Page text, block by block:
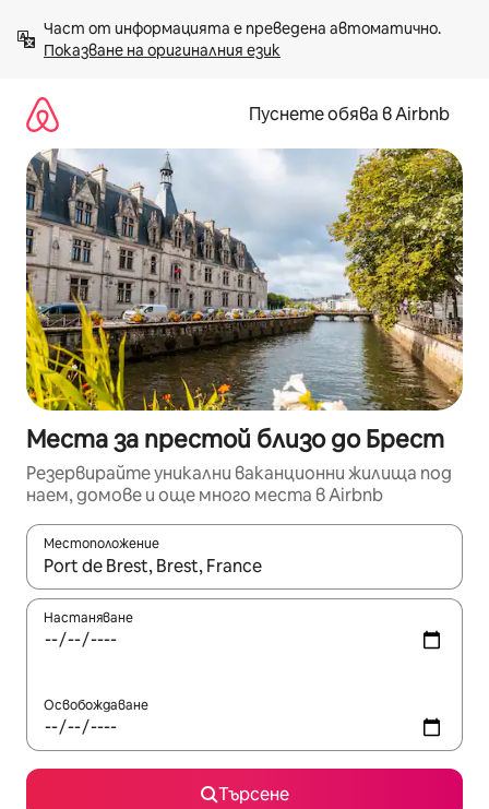
към
съдържанието
Показване на оригиналния език
Пуснете обява в Airbnb
Места за престой близо до Брест
Резервирайте уникални ваканционни жилища под
наем, домове и още много места в Airbnb
Местоположение
Когато резултатите се покажат, използвайте
Настаняване
Освобождаване
Търсене